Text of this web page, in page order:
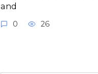
and
0 26